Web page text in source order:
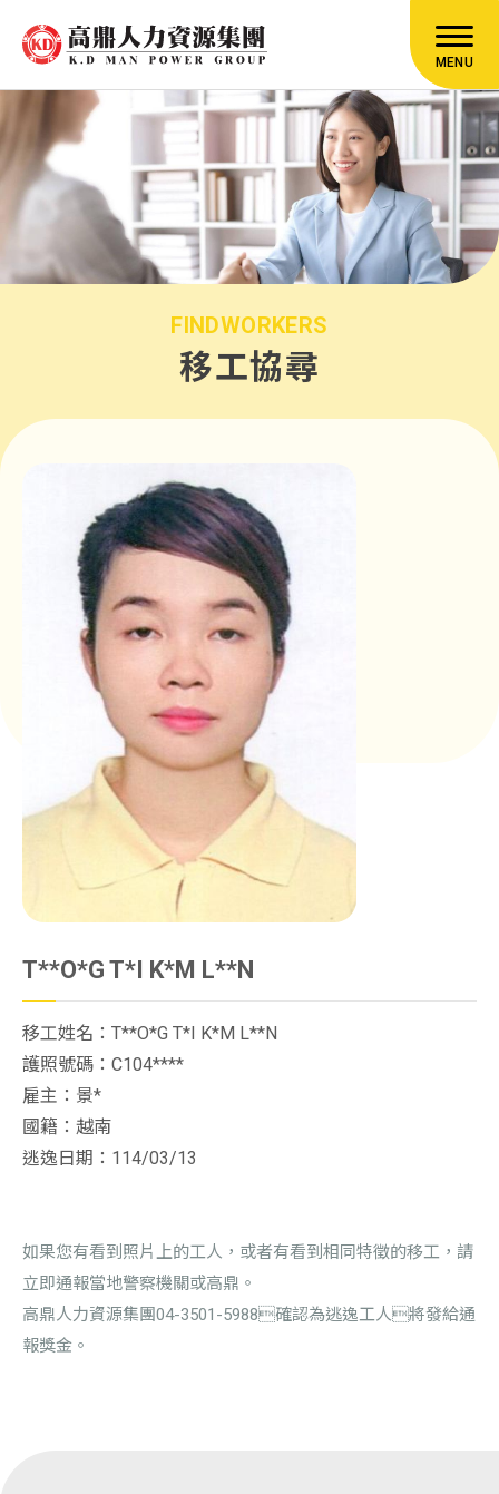
MENU
FINDWORKERS
移工協尋
T**O*G T*I K*M L**N
移工姓名：T**O*G T*I K*M L**N
護照號碼：C104****
雇主：景*
國籍：越南
逃逸日期：114/03/13
如果您有看到照片上的工人，或者有看到相同特徵的移工，請
立即通報當地警察機關或高鼎。
高鼎人力資源集團04-3501-5988確認為逃逸工人將發給通
報獎金。